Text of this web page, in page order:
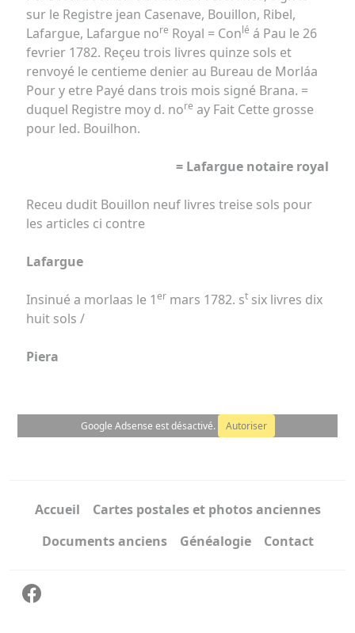
sur le Registre jean Casenave, Bouillon, Ribel,
Lafargue, Lafargue nore Royal = Conlé á Pau le 26
fevrier 1782. Reçeu trois livres quinze sols et
renvoyé le centieme denier au Bureau de Morláa
Pour y etre Payé dans trois mois signé Brana. =
duquel Registre moy d. nore ay Fait Cette grosse
pour led. Bouilhon.
= Lafargue notaire royal
Receu dudit Bouillon neuf livres treise sols pour
les articles ci contre
Lafargue
Insinué a morlaas le 1er mars 1782. st six livres dix
huit sols /
Piera
Google Adsense est désactivé. Autoriser
Accueil
Cartes postales et photos anciennes
Documents anciens
Généalogie Contact